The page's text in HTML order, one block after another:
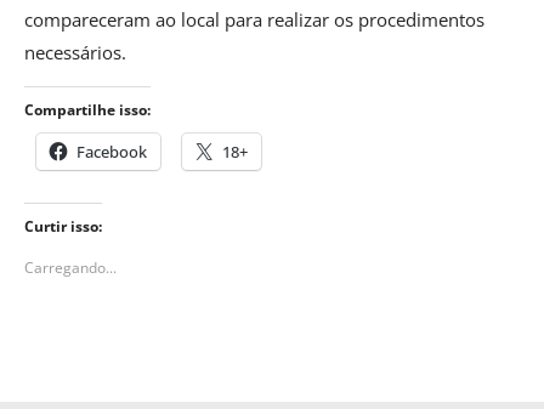
compareceram ao local para realizar os procedimentos
necessários.
Compartilhe isso:
Facebook 18+
Curtir isso:
Carregando...